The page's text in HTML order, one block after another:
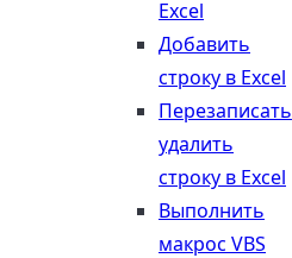
Excel
Добавить
строку в Excel
Перезаписать
удалить
строку в Excel
Выполнить
макрос VBS